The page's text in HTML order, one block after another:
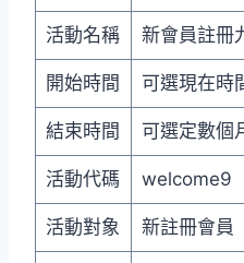
活動名稱 新會員註冊
開始時間 可選現在時
結束時間 可選定數個
活動代碼 welcome9
活動對象 新註冊會員